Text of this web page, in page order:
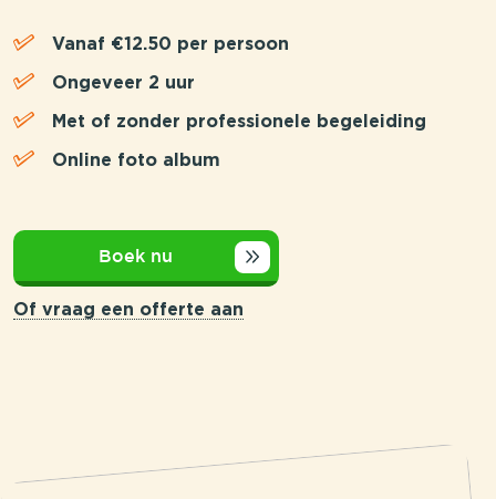
Vanaf €12.50 per persoon
Ongeveer 2 uur
Met of zonder professionele begeleiding
Online foto album
Boek nu
Of vraag een offerte aan